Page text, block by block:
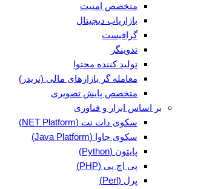
متخصص امنیت
بازاریاب دیجیتال
گرافیست
تدوینگر
تولید کننده محتوا
معامله گر بازارهای مالی (تریدر)
متخصص پایش تصویری
بر اساس ابزار و فناوری
سکوی دات نت (NET Platform)
سکوی جاوا (Java Platform)
پایتون (Python)
پی اچ پی (PHP)
پرل (Perl)